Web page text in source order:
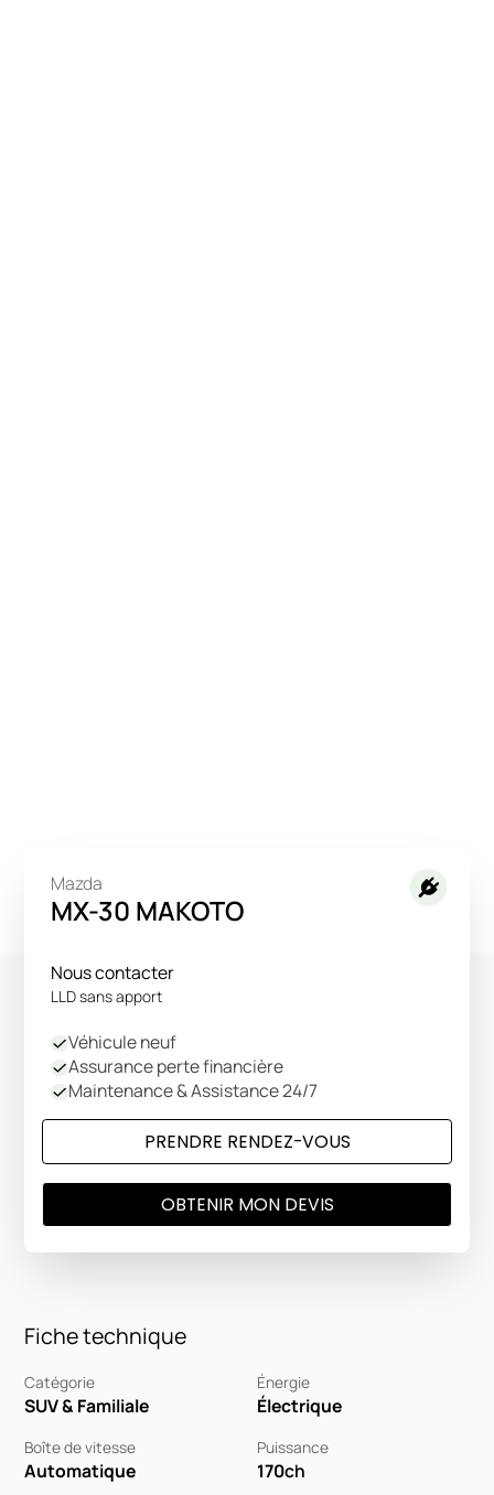
Fiche technique
Catégorie
SUV & Familiale
Énergie
Électrique
Boîte de vitesse
Automatique
Puissance
170ch
Mazda
MX-30 MAKOTO
Nous contacter
LLD sans apport
Véhicule neuf
Assurance perte financière
Maintenance & Assistance 24/7
PRENDRE RENDEZ-VOUS
OBTENIR MON DEVIS